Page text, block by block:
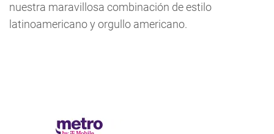
nuestra maravillosa combinación de estilo
latinoamericano y orgullo americano.